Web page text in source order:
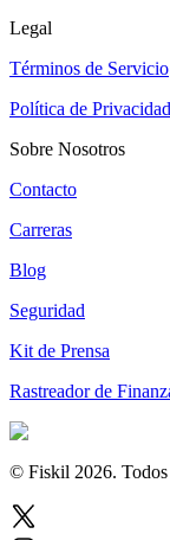
Legal
Términos de Servicio
Política de Privacidad
Sobre Nosotros
Contacto
Carreras
Blog
Seguridad
Kit de Prensa
Rastreador de
© Fiskil 2026.